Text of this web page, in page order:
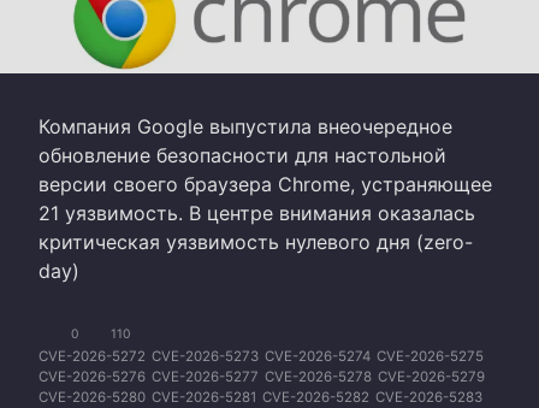
Компания Google выпустила внеочередное
обновление безопасности для настольной
версии своего браузера Chrome, устраняющее
21 уязвимость. В центре внимания оказалась
критическая уязвимость нулевого дня (zero-
day)
0 110
CVE-2026-5272 CVE-2026-5273 CVE-2026-5274 CVE-2026-5275
CVE-2026-5276 CVE-2026-5277 CVE-2026-5278 CVE-2026-5279
CVE-2026-5280 CVE-2026-5281 CVE-2026-5282 CVE-2026-5283